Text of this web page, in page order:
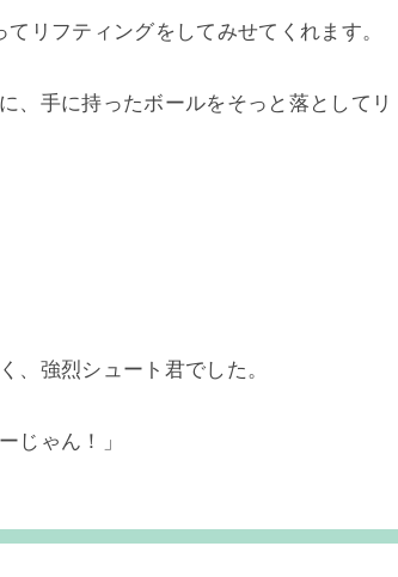
リフティングをしてみせてくれます。
、手に持ったボールをそっと落としてリ
、強烈シュート君でした。
じゃん！」